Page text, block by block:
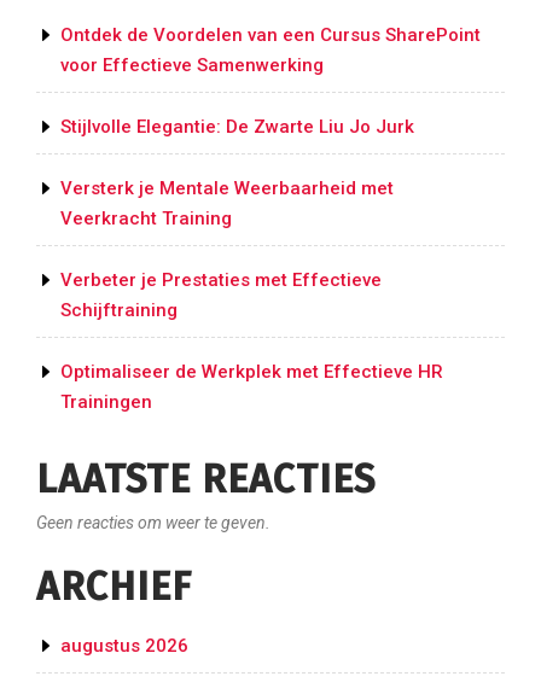
Ontdek de Voordelen van een Cursus SharePoint
voor Effectieve Samenwerking
Stijlvolle Elegantie: De Zwarte Liu Jo Jurk
Versterk je Mentale Weerbaarheid met
Veerkracht Training
Verbeter je Prestaties met Effectieve
Schijftraining
Optimaliseer de Werkplek met Effectieve HR
Trainingen
LAATSTE REACTIES
Geen reacties om weer te geven.
ARCHIEF
augustus 2026